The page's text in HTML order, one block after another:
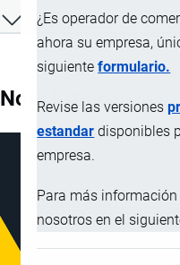
¿Es operador de
ahora su empresa,
siguienteformulario.
Revise las versiones
estandar disponibles
empresa.
Para más
nosotros en el
Nota Explicativa